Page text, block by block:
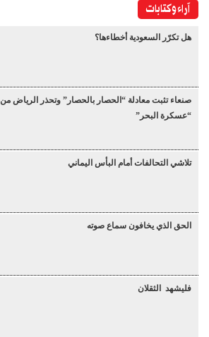
آراء وكتابات
هل تكرّر السعودية أخطاءها؟
صنعاء تثبت معادلة “الحصار بالحصار” وتحذر الرياض من
“عسكرة البحر”
تلاشي التحالفات أمام البأس اليماني
الحق الذي يخافون سماع صوته
فليشهد الثقلان